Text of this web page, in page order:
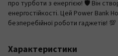
про турботи з енергією! 🛡️ Він
енергостійкості. Цей Power Bank
безперебійної роботи гаджетів! 💯
Характеристики